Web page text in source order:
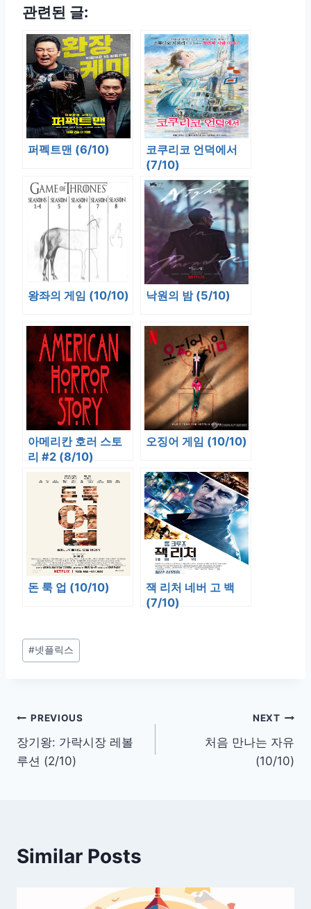
관련된 글:
퍼펙트맨 (6/10)
코쿠리코 언덕에서
(7/10)
왕좌의 게임 (10/10) 낙원의 밤 (5/10)
아메리칸 호러 스토
리 #2 (8/10)
오징어 게임 (10/10)
돈 룩 업 (10/10)
잭 리처 네버 고 백
(7/10)
Post
Tags:
#넷플릭스
글
탐
PREVIOUS
장기왕: 가락시장 레볼
루션 (2/10)
NEXT
처음 만나는 자유
(10/10)
Similar Posts